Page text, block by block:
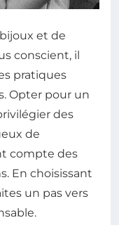
et de
conscient, il
pratiques
Opter pour un
des
de
compte des
En choisissant
un pas vers